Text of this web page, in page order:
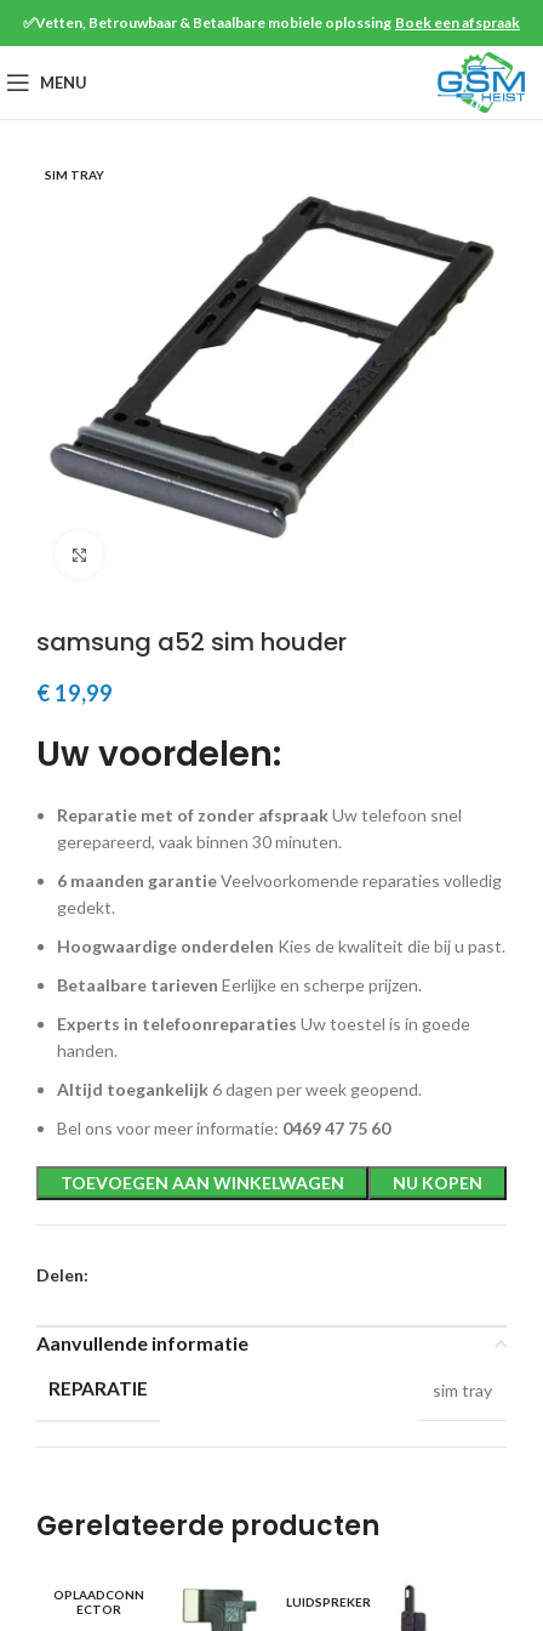
✅Vetten, Betrouwbaar & Betaalbare mobiele oplossing Boek een afspraak
MENU
SIM TRAY
samsung a52 sim houder
€ 19,99
Uw voordelen:
Reparatie met of zonder afspraakUw telefoon snel
gerepareerd, vaak binnen 30 minuten.
6 maanden garantieVeelvoorkomende reparaties volledig
gedekt.
Hoogwaardige onderdelen Kies de kwaliteit die bij u past.
Betaalbare tarieven Eerlijke en scherpe prijzen.
Experts in telefoonreparaties Uw toestel is in goede
handen.
Altijd toegankelijk6 dagen per week geopend.
Bel ons voor meer informatie: 0469 47 75 60
TOEVOEGEN AAN WINKELWAGEN NU KOPEN
Delen:
Aanvullende informatie
REPARATIE sim tray
Gerelateerde producten
OPLAADCONN
ECTOR
LUIDSPREKER